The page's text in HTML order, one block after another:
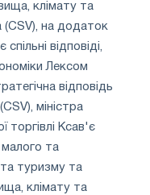
клімату та
(CSV), на додаток
відповіді,
Лексом
відповідь
міністра
торгівлі Ксав'є
малого та
та туризму та
клімату та